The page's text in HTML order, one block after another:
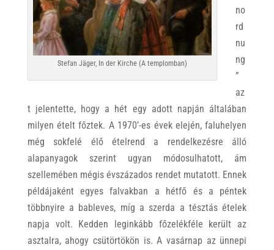
Stefan Jäger, In der Kirche (A templomban)
no
rd
nu
ng
”
az
t jelentette, hogy a hét egy adott napján általában
milyen ételt főztek. A 1970’-es évek elején, faluhelyen
még sokfelé élő ételrend a rendelkezésre álló
alapanyagok szerint ugyan módosulhatott, ám
szellemében mégis évszázados rendet mutatott. Ennek
példájaként egyes falvakban a hétfő és a péntek
többnyire a bableves, míg a szerda a tésztás ételek
napja volt. Kedden leginkább főzelékféle került az
asztalra, ahogy csütörtökön is. A vasárnap az ünnepi